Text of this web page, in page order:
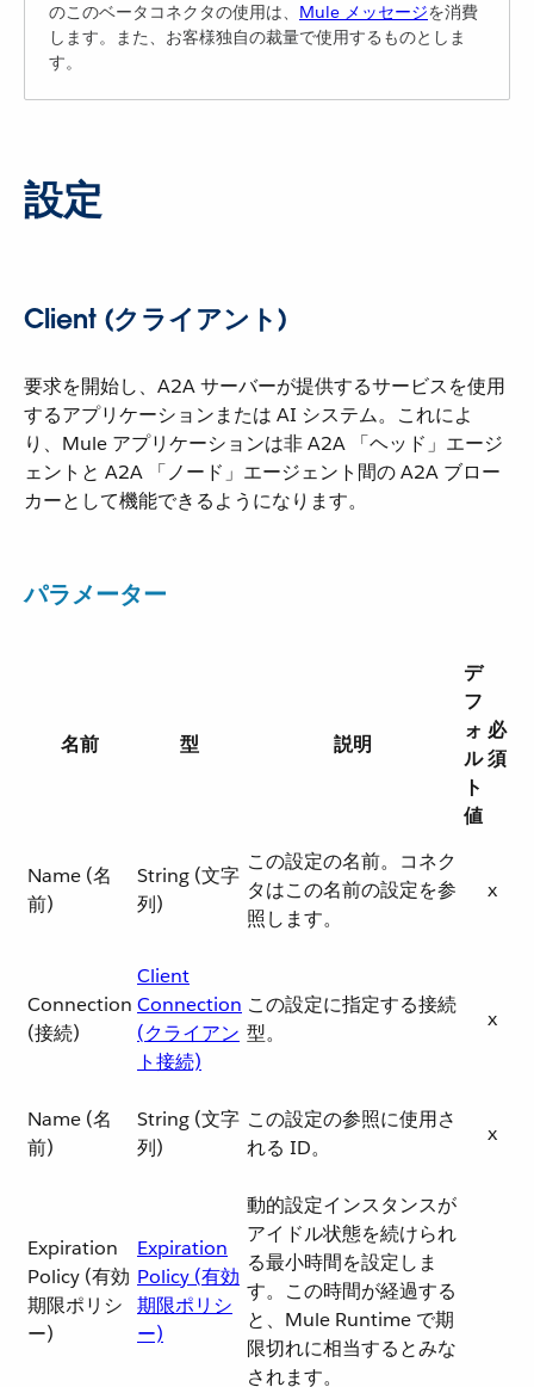
のこのベータコネクタの使用は、​ Mule メッセージ​を消費
します。また、お客様独自の裁量で使用するものとしま
す。
設定
Client (クライアント)
要求を開始し、A2A サーバーが提供するサービスを使用
するアプリケーションまたは AI システム。これによ
り、Mule アプリケーションは非 A2A 「ヘッド」エージ
ェントと A2A 「ノード」エージェント間の A2A ブロー
カーとして機能できるようになります。
パラメーター
名前 型 説明
デ
フ
ォ
ル
ト
値
必
須
Name (名
前)
String (文字
列)
この設定の名前。コネク
タはこの名前の設定を参
照します。
x
Connection
(接続)
Client
Connection
(クライアン
ト接続)
この設定に指定する接続
型。
x
Name (名
前)
String (文字
列)
この設定の参照に使用さ
れる ID。
x
Expiration
Policy (有効
期限ポリシ
ー)
Expiration
Policy (有効
期限ポリシ
ー)
動的設定インスタンスが
アイドル状態を続けられ
る最小時間を設定しま
す。この時間が経過する
と、Mule Runtime で期
限切れに相当するとみな
されます。